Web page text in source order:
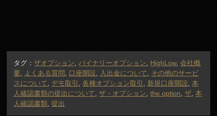
タグ：ザオプション バイナリーオプション HighLow,会社概
要
よくある質問 口座開設 入出金について
その他のサービ
スについて
デモ取引 各種オプション取引 新規口座開設 ,本
人確認書類の提出について
,ザ・オプション ,the option ,ザ ,本
人確認書類 ,提出